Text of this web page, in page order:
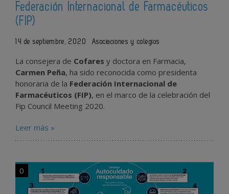
Federación Internacional de Farmacéuticos
(FIP)
14 de septiembre, 2020 Asociaciones y colegios
La consejera de Cofares y doctora en Farmacia,
Carmen Peña, ha sido reconocida como presidenta
honoraria de la Federación Internacional de
Farmacéuticos (FIP), en el marco de la celebración del
Fip Council Meeting 2020.
Leer más »
0